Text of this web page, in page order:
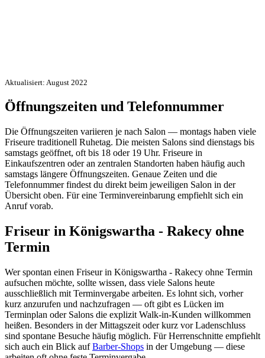
Aktualisiert: August 2022
Öffnungszeiten und Telefonnummer
Die Öffnungszeiten variieren je nach Salon — montags haben viele
Friseure traditionell Ruhetag. Die meisten Salons sind dienstags bis
samstags geöffnet, oft bis 18 oder 19 Uhr. Friseure in
Einkaufszentren oder an zentralen Standorten haben häufig auch
samstags längere Öffnungszeiten. Genaue Zeiten und die
Telefonnummer findest du direkt beim jeweiligen Salon in der
Übersicht oben. Für eine Terminvereinbarung empfiehlt sich ein
Anruf vorab.
Friseur in Königswartha - Rakecy ohne
Termin
Wer spontan einen Friseur in Königswartha - Rakecy ohne Termin
aufsuchen möchte, sollte wissen, dass viele Salons heute
ausschließlich mit Terminvergabe arbeiten. Es lohnt sich, vorher
kurz anzurufen und nachzufragen — oft gibt es Lücken im
Terminplan oder Salons die explizit Walk-in-Kunden willkommen
heißen. Besonders in der Mittagszeit oder kurz vor Ladenschluss
sind spontane Besuche häufig möglich. Für Herrenschnitte empfiehlt
sich auch ein Blick aufBarber-Shops in der Umgebung — diese